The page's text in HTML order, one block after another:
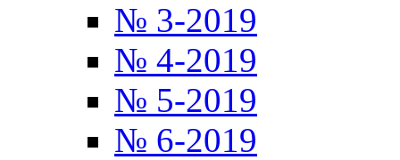
№ 3-2019
№ 4-2019
№ 5-2019
№ 6-2019